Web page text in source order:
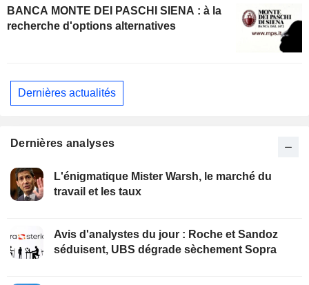
BANCA MONTE DEI PASCHI SIENA : à la
recherche d'options alternatives
Dernières actualités
Dernières analyses
L'énigmatique Mister Warsh, le marché du
travail et les taux
Avis d'analystes du jour : Roche et Sandoz
séduisent, UBS dégrade sèchement Sopra